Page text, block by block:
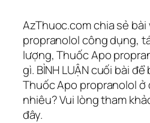
AzThuoc.com chia sẻ
propranolol công dụng,
lượng, Thuốc Apo
gì. BÌNH LUẬN cuối bài
Thuốc Apo propranolol ở
nhiêu? Vui lòng tham
đây.